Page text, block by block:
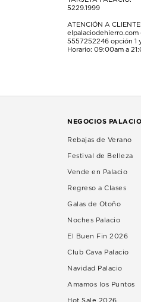
5229.1999
ATENCIÓN A
elpalaciodehierro.com
5557252246 opción 1
Horario: 09:00am a
NEGOCIOS PALACIO
Rebajas de Verano
Festival de Belleza
Vende en Palacio
Regreso a Clases
Galas de Otoño
Noches Palacio
El Buen Fin 2026
Club Cava Palacio
Navidad Palacio
Amamos los Puntos
Hot Sale 2026